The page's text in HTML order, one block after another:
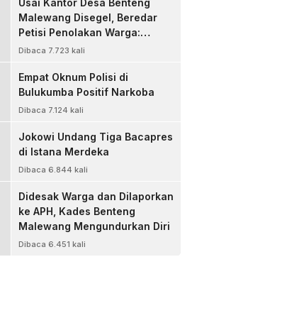
Usai Kantor Desa Benteng
Malewang Disegel, Beredar
Petisi Penolakan Warga:
Sekretaris Hingga BPD Turut
Dibaca 7.723 kali
Empat Oknum Polisi di
Bulukumba Positif Narkoba
Dibaca 7.124 kali
Jokowi Undang Tiga Bacapres
di Istana Merdeka
Dibaca 6.844 kali
Didesak Warga dan Dilaporkan
ke APH, Kades Benteng
Malewang Mengundurkan Diri
Dibaca 6.451 kali